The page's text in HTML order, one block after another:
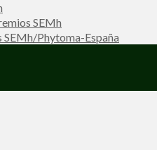
SEMh
SEMh/Phytoma-España